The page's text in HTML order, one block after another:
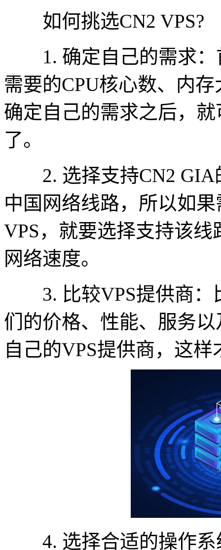
如何挑选CN2 VPS?
1. 确定自己的需求：
需要的CPU核心数、内
确定自己的需求之后，
了。
2. 选择支持CN2 GIA
中国网络线路，所以如
VPS，就要选择支持该
网络速度。
3. 比较VPS提供商：
们的价格、性能、服务
自己的VPS提供商，这
4. 选择合适的操作系